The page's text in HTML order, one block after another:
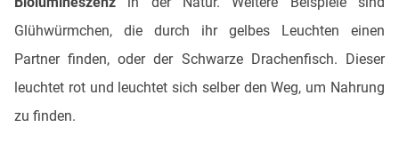
Glühwürmchen, die durch ihr gelbes Leuchten einen
Partner finden, oder der Schwarze Drachenfisch. Dieser
leuchtet rot und leuchtet sich selber den Weg, um Nahrung
zu finden.